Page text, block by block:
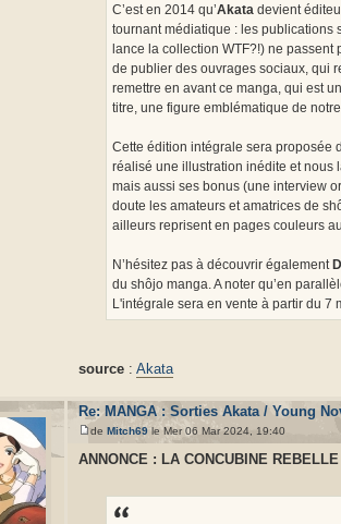
C’est en 2014 qu’Akata devient
tournant médiatique : les publications
lance la collection WTF?!) ne passent
de publier des ouvrages sociaux, qui
remettre en avant ce manga, qui est
titre, une figure emblématique de
Cette édition intégrale sera proposée
réalisé une illustration inédite et nous
mais aussi ses bonus (une interview
doute les amateurs et amatrices de
ailleurs reprisent en pages couleurs
N’hésitez pas à découvrir également
du shôjo manga. A noter qu’en
L'intégrale sera en vente à partir du 7
source : Akata
Re: MANGA : Sorties Akata / Young
de Mitch69 le Mer 06 Mar 2024, 19:40
ANNONCE : LA CONCUBINE REBELLE